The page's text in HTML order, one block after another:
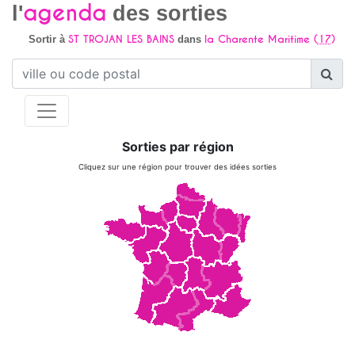
l'agenda des sorties
Sortir à ST TROJAN LES BAINSdans la Charente Maritime (17)
Sorties par région
Cliquez sur une région pour trouver des idées sorties